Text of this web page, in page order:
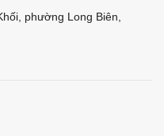
phường Long Biên,